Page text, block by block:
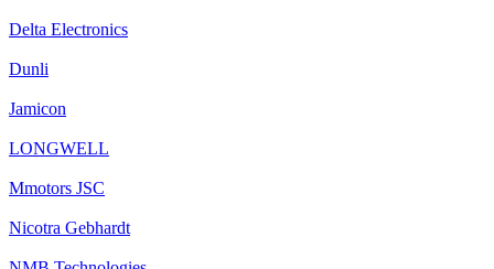
Delta Electronics
Dunli
Jamicon
LONGWELL
Mmotors JSC
Nicotra Gebhardt